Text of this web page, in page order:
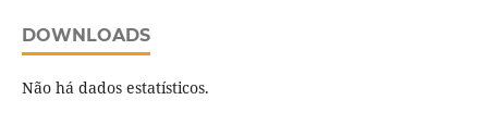
DOWNLOADS
Não há dados estatísticos.